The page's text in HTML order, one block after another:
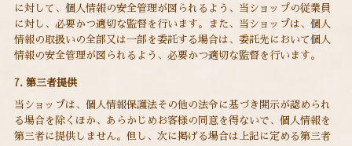
に対して、個人情報の安全管理が図られるよう、当ショップの従業員
に対し、必要かつ適切な監督を行います。また、当ショップは、個人
情報の取扱いの全部又は一部を委託する場合は、委託先において個人
情報の安全管理が図られるよう、必要かつ適切な監督を行います。
7. 第三者提供
当ショップは、個人情報保護法その他の法令に基づき開示が認められ
る場合を除くほか、あらかじめお客様の同意を得ないで、個人情報を
第三者に提供しません。但し、次に掲げる場合は上記に定める第三者